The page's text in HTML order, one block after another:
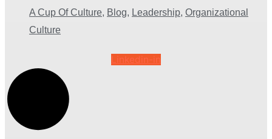
A Cup Of Culture, Blog, Leadership, Organizational
Culture
Linkedin-in